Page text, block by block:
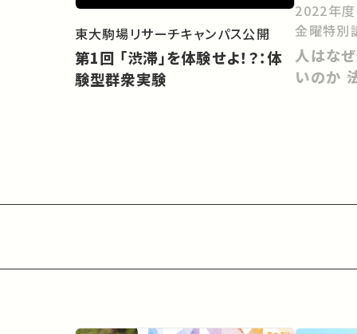
東大駒場リサーチキャンパス公開
第1回 「渋滞」を体験せよ！？：体
験型群衆実験
2022年度
金曜特別
人はな
いのか